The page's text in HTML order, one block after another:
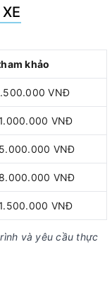
khảo
VNĐ
VNĐ
VNĐ
VNĐ
VNĐ
và yêu cầu thực